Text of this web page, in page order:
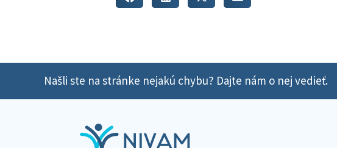
Našli ste na stránke nejakú chybu? Dajte nám o nej vedieť.